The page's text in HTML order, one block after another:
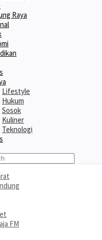
Raya
Lifestyle
Hukum
Sosok
Kuliner
Teknologi
FM